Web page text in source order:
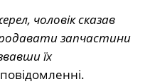
чоловік сказав
запчастини
їх